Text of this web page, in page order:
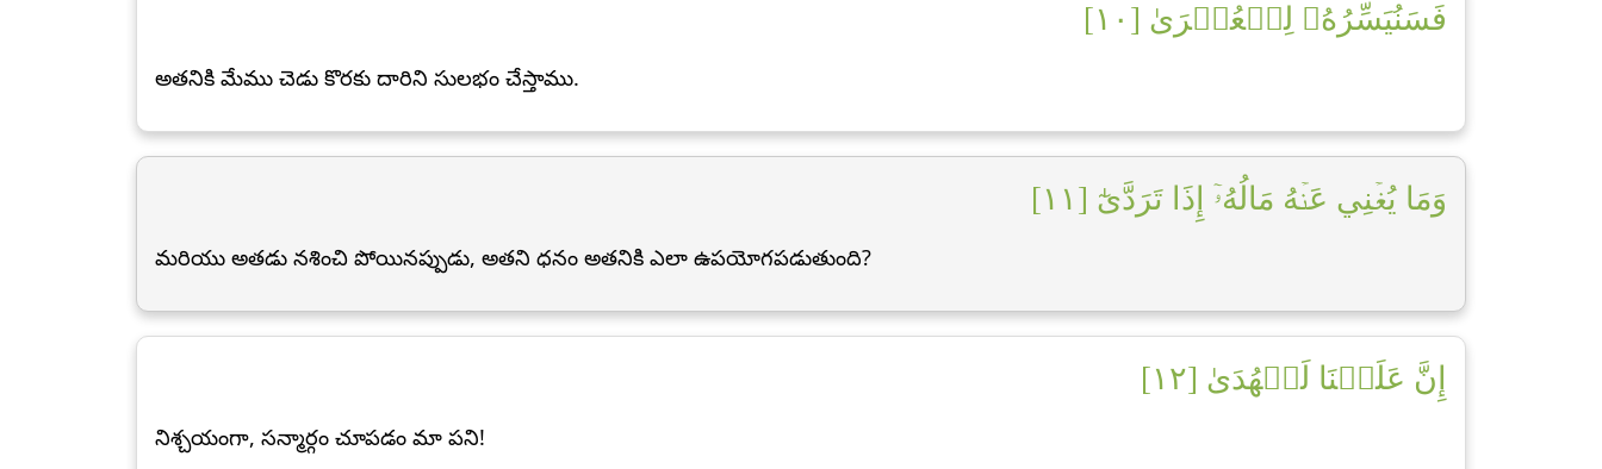
فَسَنُيَسِّرُهُۥ لِلۡعُسۡرَىٰ [١٠]
అతనికి మేము చెడు కొరకు దారిని సులభం చేస్తాము.
وَمَا يُغۡنِي عَنۡهُ مَالُهُۥٓ إِذَا تَرَدَّىٰٓ [١١]
మరియు అతడు నశించి పోయినప్పుడు, అతని ధనం అతనికి ఎలా ఉపయోగపడుతుంది?
إِنَّ عَلَيۡنَا لَلۡهُدَىٰ [١٢]
నిశ్చయంగా, సన్మార్గం చూపడం మా పని!